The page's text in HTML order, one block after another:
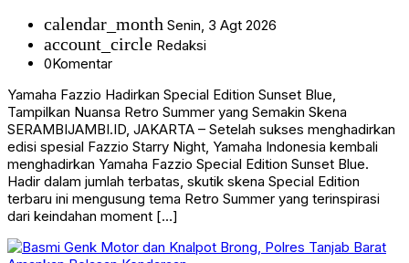
calendar_month Senin, 3 Agt 2026
account_circle Redaksi
0Komentar
Yamaha Fazzio Hadirkan Special Edition Sunset Blue,
Tampilkan Nuansa Retro Summer yang Semakin Skena
SERAMBIJAMBI.ID, JAKARTA – Setelah sukses menghadirkan
edisi spesial Fazzio Starry Night, Yamaha Indonesia kembali
menghadirkan Yamaha Fazzio Special Edition Sunset Blue.
Hadir dalam jumlah terbatas, skutik skena Special Edition
terbaru ini mengusung tema Retro Summer yang terinspirasi
dari keindahan moment […]